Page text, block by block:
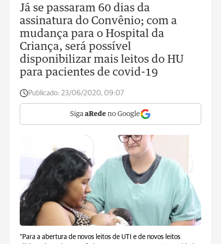
Já se passaram 60 dias da
assinatura do Convênio; com a
mudança para o Hospital da
Criança, será possível
disponibilizar mais leitos do HU
para pacientes de covid-19
Publicado: 23/06/2020, 09:07
Siga aRede no Google
“Para a abertura de novos leitos de UTI e de novos leitos